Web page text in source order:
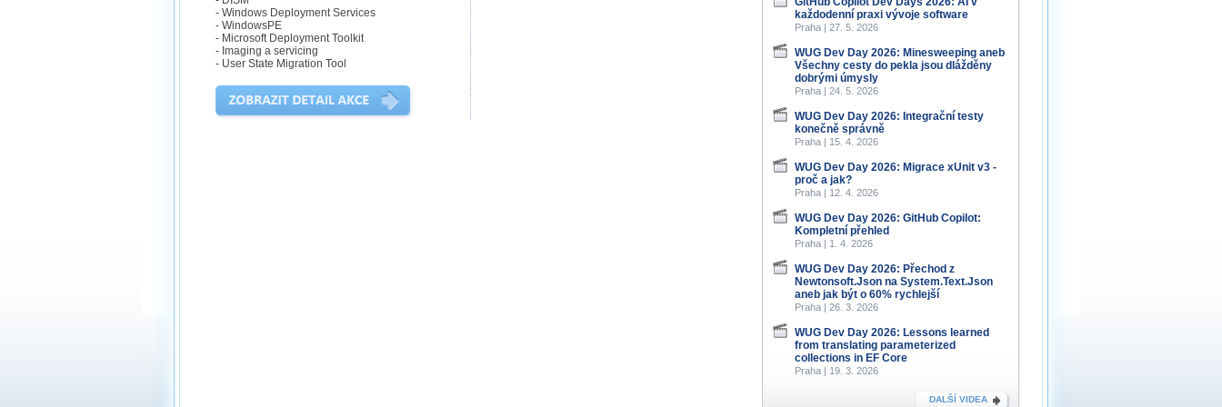
- Windows Deployment Services
- WindowsPE
- Microsoft Deployment Toolkit
- Imaging a servicing
- User State Migration Tool
každodenní praxi vývoje software
Praha | 27. 5. 2026
WUG Dev Day 2026: Minesweeping aneb
Všechny cesty do pekla jsou dlážděny
dobrými úmysly
Praha | 24. 5. 2026
WUG Dev Day 2026: Integrační testy
konečně správně
Praha | 15. 4. 2026
WUG Dev Day 2026: Migrace xUnit v3 -
proč a jak?
Praha | 12. 4. 2026
WUG Dev Day 2026: GitHub Copilot:
Kompletní přehled
Praha | 1. 4. 2026
WUG Dev Day 2026: Přechod z
Newtonsoft.Json na System.Text.Json
aneb jak být o 60% rychlejší
Praha | 26. 3. 2026
WUG Dev Day 2026: Lessons learned
from translating parameterized
collections in EF Core
Praha | 19. 3. 2026
DALŠÍ VIDEA